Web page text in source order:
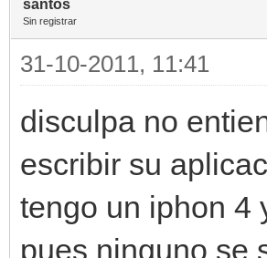
santos
Sin registrar
31-10-2011, 11:41
disculpa no
escribir su
tengo un iphon 4
pues ninguno se